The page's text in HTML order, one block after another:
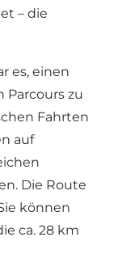
– die
es, einen
Parcours zu
Fahrten
auf
Die Route
können
ca. 28 km